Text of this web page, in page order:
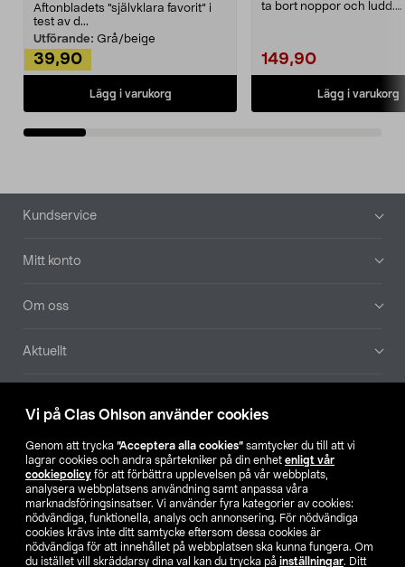
Vi på Clas Ohlson använder cookies
Genom att trycka ”Acceptera alla cookies” samtycker du till att vi
lagrar cookies och andra spårtekniker på din enhet enligt vår
cookiepolicy för att förbättra upplevelsen på vår webbplats,
analysera webbplatsens användning samt anpassa våra
marknadsföringsinsatser. Vi använder fyra kategorier av cookies:
nödvändiga, funktionella, analys och annonsering. För nödvändiga
cookies krävs inte ditt samtycke eftersom dessa cookies är
nödvändiga för att innehållet på webbplatsen ska kunna fungera. Om
du istället vill skräddarsy dina val kan du trycka på inställningar. Ditt
Aftonbladets "självklara favorit” i
test av d...
Utförande: Grå/beige
39,90
Lägg i varukorg
ta bort noppor och ludd.
149,90
Lägg i varukorg
Sidfot
Kundservice
Mitt konto
Om oss
Aktuellt
Hitta butik
SE NO FI